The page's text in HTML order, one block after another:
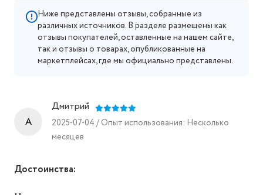
Ниже представлены отзывы, собранные из
различных источников. В разделе размещены как
отзывы покупателей, оставленные на нашем сайте,
так и отзывы о товарах, опубликованные на
маркетплейсах, где мы официально представлены.
A
Дмитрий
2025-07-04 / Опыт использования: Несколько
месяцев
Достоинства: